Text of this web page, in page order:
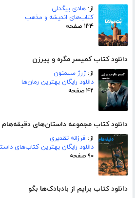
از: هادی بیگدلی
کتاب‌های اندیشه و مذهب
۱۳۴ صفحه
دانلود کتاب کمیسر مگره و پیرزن
از:ژرژ سیمنون
دانلود رایگان بهترین رمان‌ها
۴۲ صفحه
دانلود کتاب مجموعه داستان‌های دقیقه‌هام
از: فرزانه تقدیری
دانلود رایگان بهترین کتاب‌های
۹۰ صفحه
دانلود کتاب برایم از بادبادک‌ها بگو